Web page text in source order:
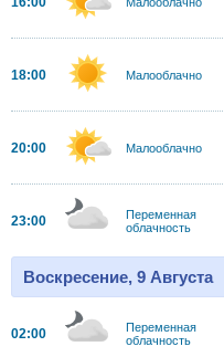
18:00 Малооблачно
20:00 Малооблачно
23:00
Переменная
облачность
Воскресение, 9 Августа
02:00
Переменная
облачность